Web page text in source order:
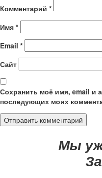
Комментарий *
Имя *
Email *
Сайт
Сохранить моё имя, email и
последующих моих
Мы